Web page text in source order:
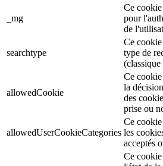
_mg
Ce
pour
de
searchtype
Ce
type de
allowedCookie
Ce
la
des
prise ou
allowedUserCookieCategories
Ce
les
acceptés
Ce